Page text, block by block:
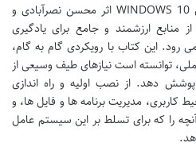
کتاب کلید مهارت آموزش کاربردی WINDOWS 10 اثر محسن نصرآبادی و
منابع ارزشمند و جامع برای یادگیری
۱۰ به شمار می رود. این کتاب با رویکردی گام به گام،
توانسته است نیازهای طیف وسیعی از
پوشش دهد. از نصب اولیه و راه اندازی
مدیریت برنامه ها و فایل ها، و
را که برای تسلط بر این سیستم عامل